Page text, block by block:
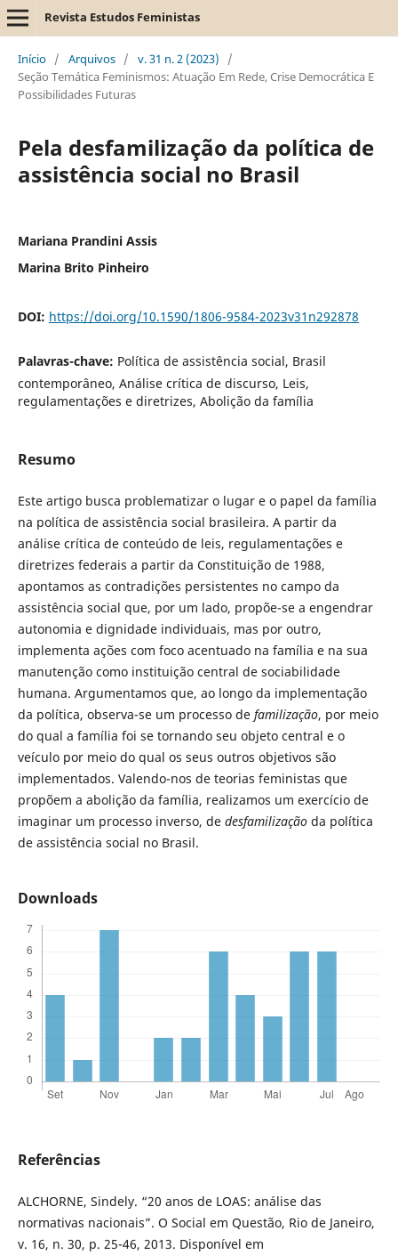
Revista Estudos Feministas
Início / Arquivos / v. 31 n. 2 (2023)
/
Seção Temática Feminismos: Atuação Em Rede, Crise Democrática E
Possibilidades Futuras
Pela desfamilização da política de
assistência social no Brasil
Mariana Prandini Assis
Marina Brito Pinheiro
DOI: https://doi.org/10.1590/1806-9584-2023v31n292878
Palavras-chave: Política de assistência social, Brasil
contemporâneo, Análise crítica de discurso, Leis,
regulamentações e diretrizes, Abolição da família
Resumo
Este artigo busca problematizar o lugar e o papel da família
na política de assistência social brasileira. A partir da
análise crítica de conteúdo de leis, regulamentações e
diretrizes federais a partir da Constituição de 1988,
apontamos as contradições persistentes no campo da
assistência social que, por um lado, propõe-se a engendrar
autonomia e dignidade individuais, mas por outro,
implementa ações com foco acentuado na família e na sua
manutenção como instituição central de sociabilidade
humana. Argumentamos que, ao longo da implementação
da política, observa-se um processo de familização, por meio
do qual a família foi se tornando seu objeto central e o
veículo por meio do qual os seus outros objetivos são
implementados. Valendo-nos de teorias feministas que
propõem a abolição da família, realizamos um exercício de
imaginar um processo inverso, de desfamilizaçãoda política
de assistência social no Brasil.
Downloads
Referências
ALCHORNE, Sindely. “20 anos de LOAS: análise das
normativas nacionais”. O Social em Questão, Rio de Janeiro,
v. 16, n. 30, p. 25-46, 2013. Disponível em